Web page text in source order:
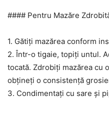
#### Pentru Mazăre
1. Gătiți mazărea conform
2. Într-o tigaie, topiți untul.
tocată. Zdrobiți mazărea cu
obțineți o consistență
3. Condimentați cu sare și